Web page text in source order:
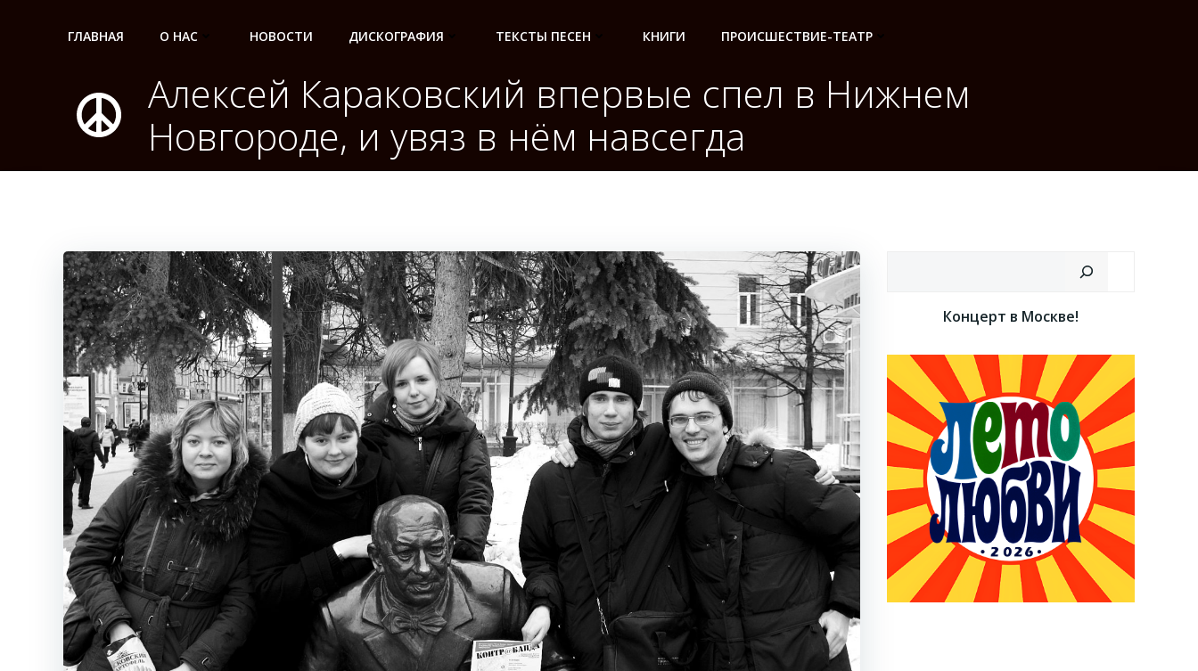
ГЛАВНАЯ О НАС НОВОСТИ ДИСКОГРАФИЯ ТЕКСТЫ ПЕСЕН КНИГИ ПРОИСШЕСТВИЕ-ТЕАТР
Алексей Караковский впервые спел в Нижнем
Новгороде, и увяз в нём навсегда
Концерт в Москве!